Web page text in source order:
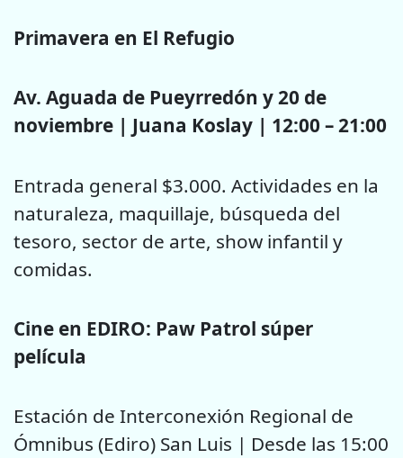
Primavera en El Refugio
Av. Aguada de Pueyrredón y 20 de
noviembre | Juana Koslay | 12:00 – 21:00
Entrada general $3.000. Actividades en la
naturaleza, maquillaje, búsqueda del
tesoro, sector de arte, show infantil y
comidas.
Cine en EDIRO: Paw Patrol súper
película
Estación de Interconexión Regional de
Ómnibus (Ediro) San Luis | Desde las 15:00